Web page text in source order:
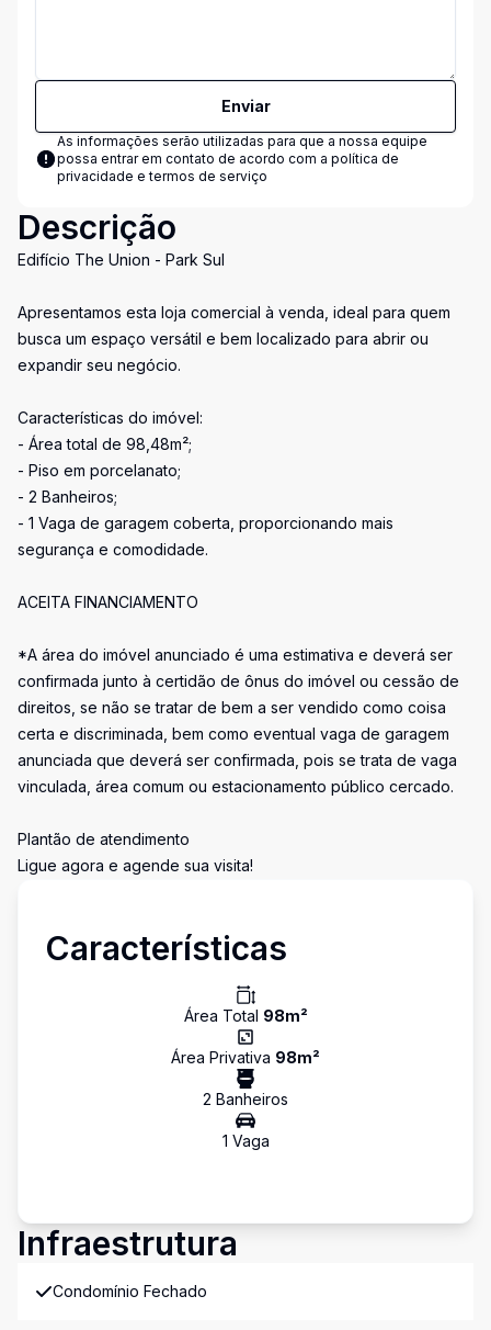
Enviar
As informações serão utilizadas para que a nossa equipe
possa entrar em contato de acordo com a política de
privacidade e termos de serviço
Descrição
Edifício The Union - Park Sul
Apresentamos esta loja comercial à venda, ideal para quem
busca um espaço versátil e bem localizado para abrir ou
expandir seu negócio.
Características do imóvel:
- Área total de 98,48m²;
- Piso em porcelanato;
- 2 Banheiros;
- 1 Vaga de garagem coberta, proporcionando mais
segurança e comodidade.
ACEITA FINANCIAMENTO
*A área do imóvel anunciado é uma estimativa e deverá ser
confirmada junto à certidão de ônus do imóvel ou cessão de
direitos, se não se tratar de bem a ser vendido como coisa
certa e discriminada, bem como eventual vaga de garagem
anunciada que deverá ser confirmada, pois se trata de vaga
vinculada, área comum ou estacionamento público cercado.
Plantão de atendimento
Ligue agora e agende sua visita!
Características
Área Total 98m²
Área Privativa 98m²
2 Banheiros
1 Vaga
Infraestrutura
Condomínio Fechado